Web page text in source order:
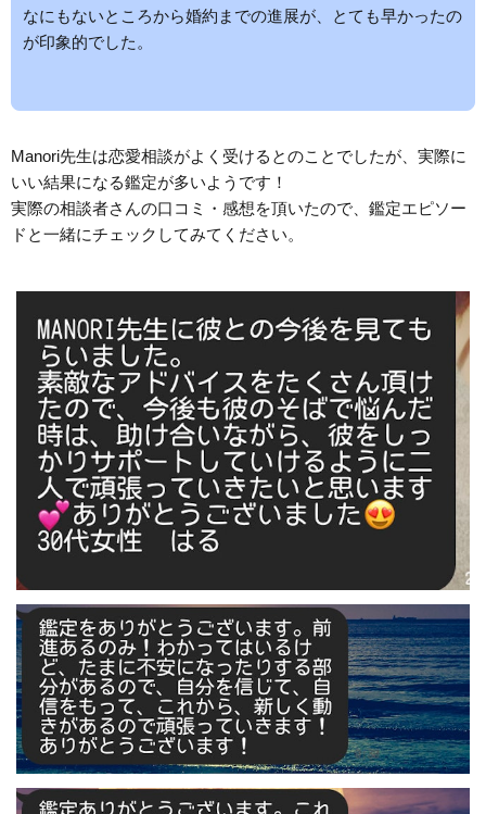
なにもないところから婚約までの進展が、とても早かったの
が印象的でした。
Manori先生は恋愛相談がよく受けるとのことでしたが、実際に
いい結果になる鑑定が多いようです！
実際の相談者さんの口コミ・感想を頂いたので、鑑定エピソー
ドと一緒にチェックしてみてください。